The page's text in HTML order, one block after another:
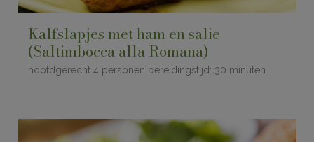
Kalfslapjes met ham en salie
(Saltimbocca alla Romana)
hoofdgerecht 4 personen bereidingstijd: 30 minuten